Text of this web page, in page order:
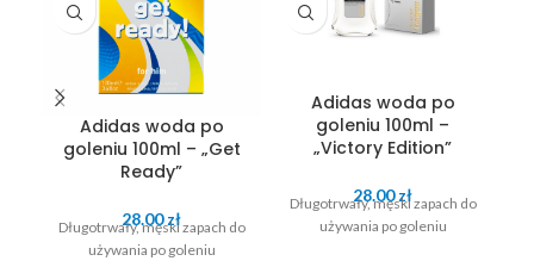
Adidas woda po
goleniu 100ml – „Get
Ready”
28.00zł
Długotrwały, męski zapach do
używania po goleniu
Adidas woda po
goleniu 100ml –
„Victory Edition”
28.00zł
Długotrwały, męski zapach do
używania po goleniu